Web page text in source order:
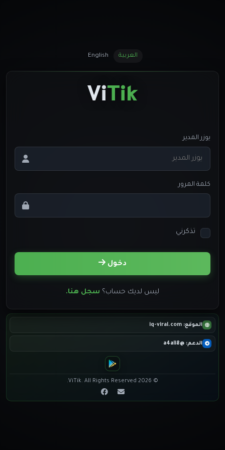
العربية English
Vi Tik
يوزر المدير
كلمة المرور
تذكرني
دخول
ليس لديك حساب؟ سجل هنا.
الموقع: iq-viral.com
الدعم: @a4ali8
© 2026 ViTik. All Rights Reserved.